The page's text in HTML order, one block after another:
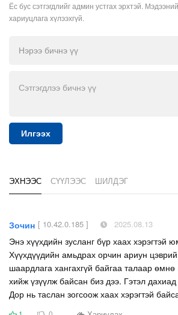
Ёс бус сэтгэгдлийг админ устгах эрхтэй.
хариуцлага хүлээхгүй.
Илгээх
ЭХНЭЭС СҮҮЛЭЭС ШИЛДЭГ
Зочин [ 10.42.0.185 ] 2025.08.13
Энэ хүүхдийн зусланг бүр хаах хэрэгтэй
Хүүхдүүдийн амьдрах орчин ариун
шаардлага хангахгүй байгаа талаар өмнө
хийж үзүүлж байсан биз дээ. Гэтэл
Дор нь таслан зогсоож хаах хэрэгтэй